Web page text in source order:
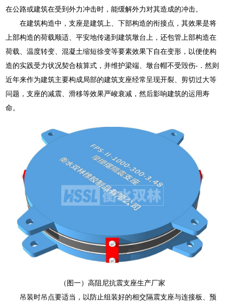
在公路或建筑在受到外力冲击时，能缓解外力对其造成的冲击。
在建筑构造中，支座是建筑上、下部构造的衔接点，其效果是将
上部构造的荷载顺适、平安地传递到建筑墩台上，还包管上部构造在
荷载、温度转变、混凝土缩短徐变等要素效果下自在变形，以便使构
造的实践受力状况契合核算式，并维护梁端、墩台帽不受毁伤-．然则
近年来作为建筑主要构成局部的建筑支座经常呈现开裂、剪切过大等
问题，支座的减震、滑移等效果严峻衰减，然后影响建筑的运用寿
命。
（图一）高阻尼抗震支座生产厂家
吊装时吊点要适当，以防止组装好的相交隔震支座与连接板、预